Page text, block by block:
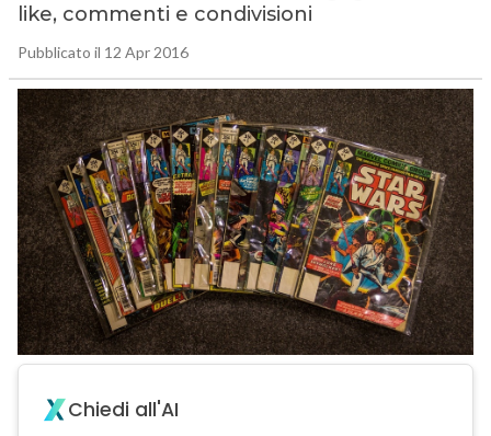
like, commenti e condivisioni
Pubblicato il 12 Apr 2016
Chiedi all'AI